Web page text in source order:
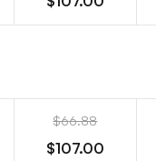
$66.88
$107.00